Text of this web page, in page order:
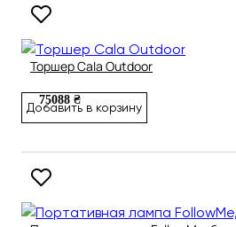
Торшер Cala Outdoor
75088 ₴
Добавить в корзину